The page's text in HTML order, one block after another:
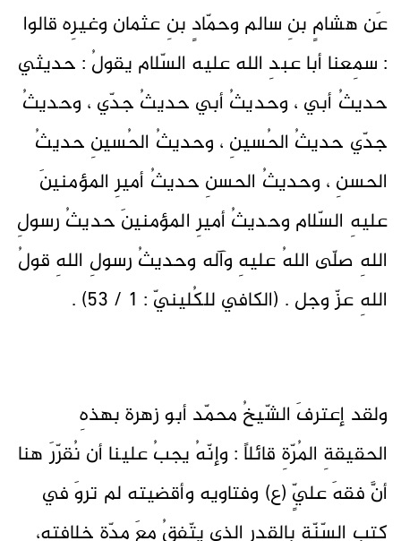
عَن هشامٍ بنِ سالم وحمّادٍ بنِ عثمان وغيرِه قالوا
: سمِعنا أبا عبدِ الله عليه السّلام يقولُ : حديثي
حديثُ أبي ، وحديثُ أبي حديثُ جدّي ، وحديثُ
جدّي حديثُ الحُسينِ ، وحديثُ الحُسينِ حديثُ
الحسنِ ، وحديثُ الحسنِ حديثُ أميرِ المؤمنينَ
عليهِ السّلام وحديثُ أميرِ المؤمنينَ حديثُ رسولِ
اللهِ صلّى اللهُ عليهِ وآله وحديثُ رسولِ اللهِ قولُ
اللهِ عزّ وجل . (الكافي للكُلينيّ : 1 / 53) .
ولقد إعترفَ الشّيخُ محمّد أبو زهرة بهذهِ
الحقيقةِ المُرّةِ قائلاً : وإنّهُ يجبُ علينا أن نُقرّرَ هنا
أنَّ فقهَ عليٍّ (ع) وفتاويه وأقضيته لم تروَ في
كتبِ السّنّةِ بالقدرِ الذي يتّفقُ معَ مدّةِ خلافتِه،